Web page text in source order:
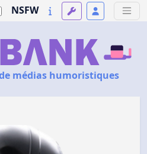
NSFW
médias humoristiques